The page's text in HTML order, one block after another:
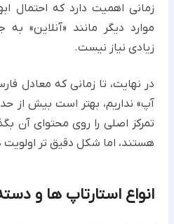
زمانی اهمیت دارد که احتمال
موارد دیگر مانند «آنلاین»
زیادی نیاز نیست.
در نهایت، تا زمانی که معادل
آپ» نداریم، بهتر است بیش از
تمرکز اصلی را روی محتوای آن
هستند، اما شکل دقیق تر اولویت
انواع استارتاپ ها و